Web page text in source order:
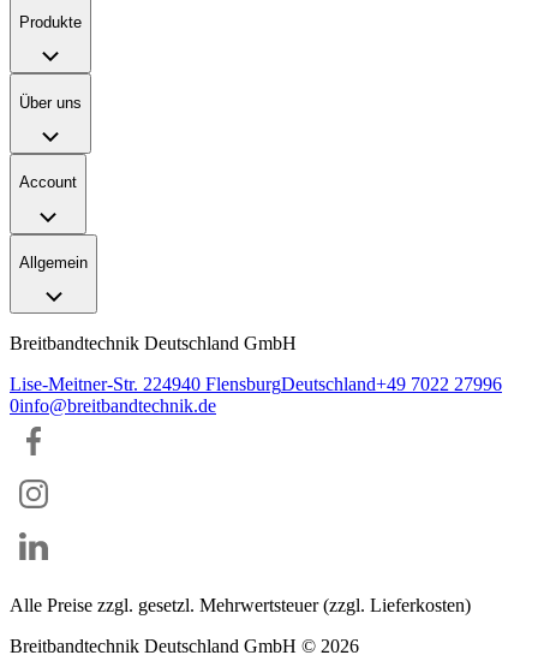
Produkte
Über uns
Account
Allgemein
Breitbandtechnik Deutschland GmbH
Lise-Meitner-Str. 224940 FlensburgDeutschland+49 7022 27996
0info@breitbandtechnik.de
Alle Preise zzgl. gesetzl. Mehrwertsteuer (zzgl. Lieferkosten)
Breitbandtechnik Deutschland GmbH © 2026